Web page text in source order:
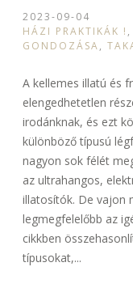
2023-09-04
HÁZI PRAKTIKÁK ! ,
GONDOZÁSA,
A kellemes illatú és
elengedhetetlen
irodánknak, és ezt
különböző típusú
nagyon sok félét
az ultrahangos,
illatosítók. De vajon
legmegfelelőbb az
cikkben
típusokat,...